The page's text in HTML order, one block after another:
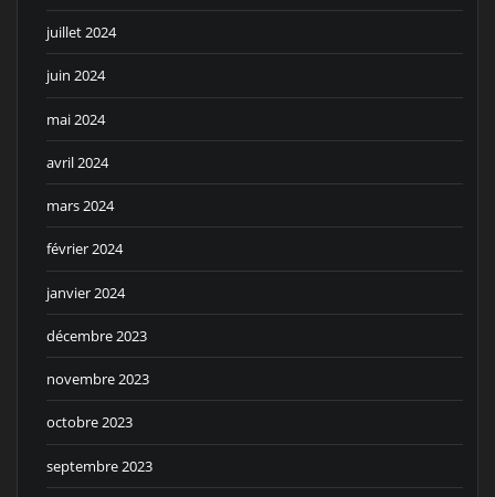
juillet 2024
juin 2024
mai 2024
avril 2024
mars 2024
février 2024
janvier 2024
décembre 2023
novembre 2023
octobre 2023
septembre 2023